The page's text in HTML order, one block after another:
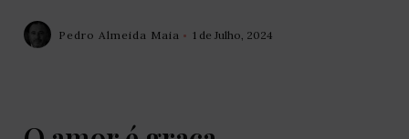
Pedro Almeida Maia 1 de Julho, 2024